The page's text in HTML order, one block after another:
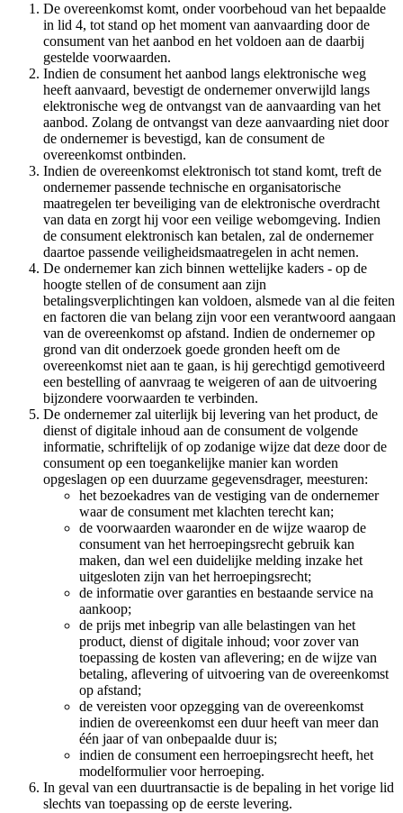
De overeenkomst komt, onder voorbehoud van het bepaalde
in lid 4, tot stand op het moment van aanvaarding door de
consument van het aanbod en het voldoen aan de daarbij
gestelde voorwaarden.
Indien de consument het aanbod langs elektronische weg
heeft aanvaard, bevestigt de ondernemer onverwijld langs
elektronische weg de ontvangst van de aanvaarding van het
aanbod. Zolang de ontvangst van deze aanvaarding niet door
de ondernemer is bevestigd, kan de consument de
overeenkomst ontbinden.
Indien de overeenkomst elektronisch tot stand komt, treft de
ondernemer passende technische en organisatorische
maatregelen ter beveiliging van de elektronische overdracht
van data en zorgt hij voor een veilige webomgeving. Indien
de consument elektronisch kan betalen, zal de ondernemer
daartoe passende veiligheidsmaatregelen in acht nemen.
De ondernemer kan zich binnen wettelijke kaders - op de
hoogte stellen of de consument aan zijn
betalingsverplichtingen kan voldoen, alsmede van al die feiten
en factoren die van belang zijn voor een verantwoord aangaan
van de overeenkomst op afstand. Indien de ondernemer op
grond van dit onderzoek goede gronden heeft om de
overeenkomst niet aan te gaan, is hij gerechtigd gemotiveerd
een bestelling of aanvraag te weigeren of aan de uitvoering
bijzondere voorwaarden te verbinden.
De ondernemer zal uiterlijk bij levering van het product, de
dienst of digitale inhoud aan de consument de volgende
informatie, schriftelijk of op zodanige wijze dat deze door de
consument op een toegankelijke manier kan worden
opgeslagen op een duurzame gegevensdrager, meesturen:
het bezoekadres van de vestiging van de ondernemer
waar de consument met klachten terecht kan;
de voorwaarden waaronder en de wijze waarop de
consument van het herroepingsrecht gebruik kan
maken, dan wel een duidelijke melding inzake het
uitgesloten zijn van het herroepingsrecht;
de informatie over garanties en bestaande service na
aankoop;
de prijs met inbegrip van alle belastingen van het
product, dienst of digitale inhoud; voor zover van
toepassing de kosten van aflevering; en de wijze van
betaling, aflevering of uitvoering van de overeenkomst
op afstand;
de vereisten voor opzegging van de overeenkomst
indien de overeenkomst een duur heeft van meer dan
één jaar of van onbepaalde duur is;
indien de consument een herroepingsrecht heeft, het
modelformulier voor herroeping.
In geval van een duurtransactie is de bepaling in het vorige lid
slechts van toepassing op de eerste levering.